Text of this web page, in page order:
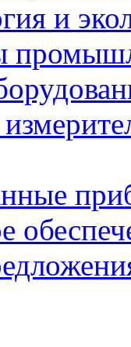
и